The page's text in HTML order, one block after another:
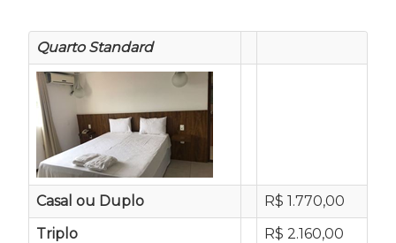
Quarto Standard
Casal ou Duplo
R$ 1.770,00
Triplo
R$ 2.160,00